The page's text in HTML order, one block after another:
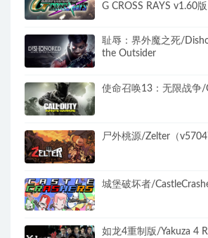
G CROSS RAYS v1.60版
耻辱：界外魔之死/
the Outsider
使命召唤13：无限战争/
尸外桃源/Zelter（
城堡破坏者/
如龙4重制版/Yakuza 4